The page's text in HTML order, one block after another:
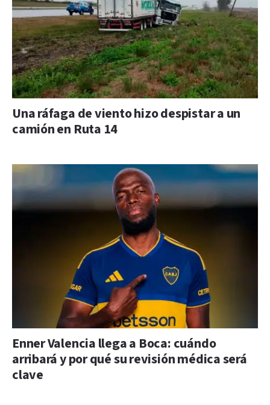
Una ráfaga de viento hizo despistar a un
camión en Ruta 14
Enner Valencia llega a Boca: cuándo
arribará y por qué su revisión médica será
clave